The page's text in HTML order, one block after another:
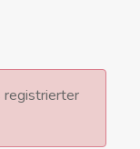
registrierter